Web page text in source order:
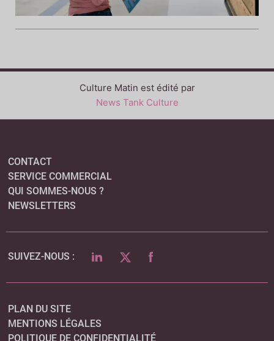
Culture Matin est édité par
News Tank Culture
CONTACT
SERVICE COMMERCIAL
QUI SOMMES-NOUS ?
NEWSLETTERS
SUIVEZ-NOUS : LINKEDINTWITTERFACEBOOK
PLAN DU SITE
MENTIONS LÉGALES
POLITIQUE DE CONFIDENTIALITÉ